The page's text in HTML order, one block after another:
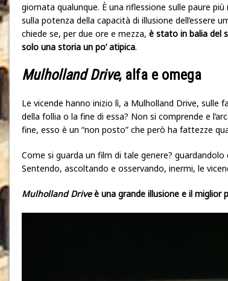
giornata qualunque. È una riflessione sulle paure
sulla potenza della capacità di illusione dell’essere
chiede se, per due ore e mezza, è stato in balia del
solo una storia un po’ atipica.
Mulholland Drive, alfa e omega
Le vicende hanno inizio lì, a Mulholland Drive, sulle
della follia o la fine di essa? Non si comprende e
fine, esso è un “non posto” che però ha fattezze
Come si guarda un film di tale genere?
Sentendo, ascoltando e osservando, inermi, le
Mulholland Driveè una grande illusione e il miglior